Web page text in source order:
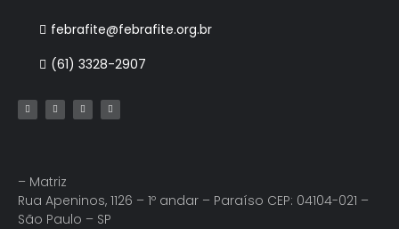
febrafite@febrafite.org.br
(61) 3328-2907
– Matriz
Rua Apeninos, 1126 – 1º andar – Paraíso CEP: 04104-021 –
São Paulo – SP